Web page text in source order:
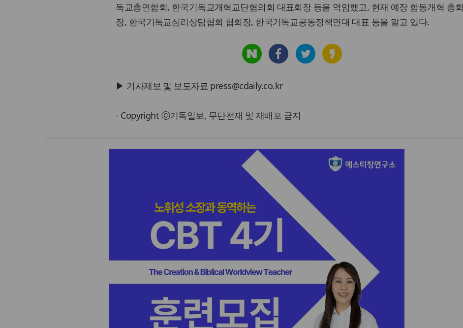
독교총연합회, 한국기독교개혁교단협의회 대표회장 등을 역임했고, 현재 예장 합동개혁 총회
장, 한국기독교심리상담협회 협회장, 한국기독교공동정책연대 대표 등을 맡고 있다.
▶ 기사제보 및 보도자료 press@cdaily.co.kr
- Copyright ⓒ기독일보, 무단전재 및 재배포 금지